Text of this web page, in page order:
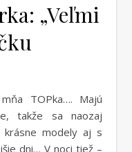
„Veľmi
TOPka…. Majú
takže sa naozaj
krásne modely aj s
dni… V noci tiež –